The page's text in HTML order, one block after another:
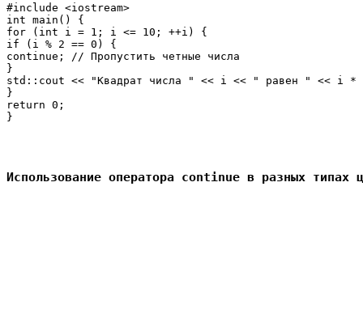
#include <iostream>
int main() {
for (int i = 1; i <= 10; ++i) {
if (i % 2 == 0) {
continue; // Пропустить четные числа
}
std::cout << "Квадрат числа " << i << " равен " << i
}
return 0;
Использование оператора continue в разных типах